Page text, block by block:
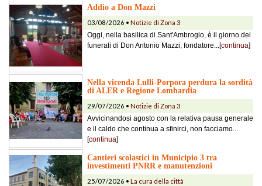
Addio a Don Mazzi
03/08/2026 • Notizie di Zona 3
Oggi, nella basilica di Sant'Ambrogio, è il giorno dei
funerali di Don Antonio Mazzi, fondatore...[continua]
Nella vicenda Lulli-Porpora perdura la sordità
di ALER e Regione Lombardia
29/07/2026 • Notizie di Zona 3
Avvicinandosi agosto con la relativa pausa generale
e il caldo che continua a sfinirci, non facciamo...
[continua]
Cantieri scolastici in Municipio 3 tra
investimenti PNRR e manutenzioni
25/07/2026 • La cura della città